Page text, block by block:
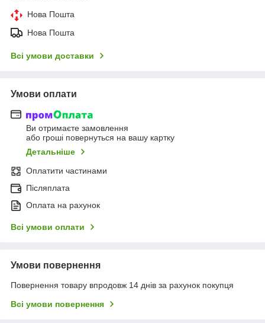
Нова Пошта
Нова Пошта
Всі умови доставки
Умови оплати
Ви отримаєте замовлення
або гроші повернуться на вашу картку
Детальніше
Оплатити частинами
Післяплата
Оплата на рахунок
Всі умови оплати
Умови повернення
Повернення товару впродовж 14 днів за рахунок покупця
Всі умови повернення